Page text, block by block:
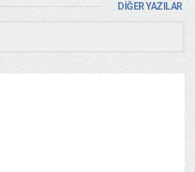
DİĞER YAZILAR